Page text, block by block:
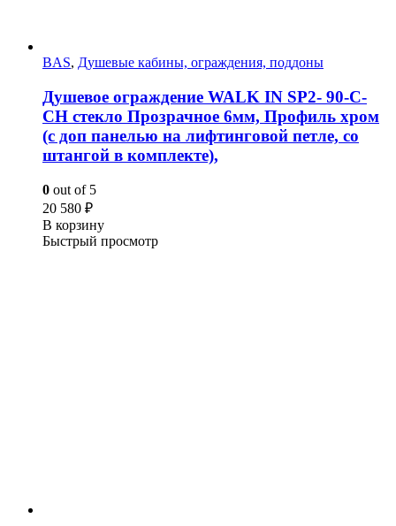
BAS, Душевые кабины, ограждения, поддоны
Душевое ограждение WALK IN SP2- 90-C-
CH стекло Прозрачное 6мм, Профиль хром
(с доп панелью на лифтинговой петле, со
штангой в комплекте),
0 out of 5
20 580 ₽
В корзину
Быстрый просмотр